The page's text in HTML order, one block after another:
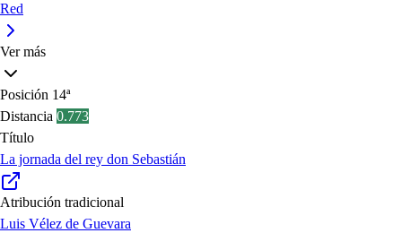
Red
Ver más
Posición 14ª
Distancia 0.773
Título
La jornada del rey don Sebastián
Atribución tradicional
Luis Vélez de Guevara